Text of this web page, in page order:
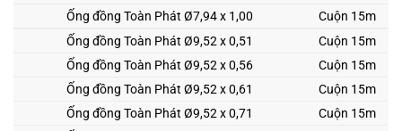
Ống đồng Toàn Phát Ø7,94 x 1,00
Cuộn 15m
Ống đồng Toàn Phát Ø9,52 x 0,51
Cuộn 15m
Ống đồng Toàn Phát Ø9,52 x 0,56
Cuộn 15m
Ống đồng Toàn Phát Ø9,52 x 0,61
Cuộn 15m
Ống đồng Toàn Phát Ø9,52 x 0,71
Cuộn 15m